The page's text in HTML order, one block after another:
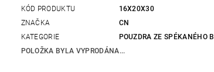
KÓD PRODUKTU
16X20X30
ZNAČKA
CN
KATEGORIE
POUZDRA ZE SPÉKANÉHO
POLOŽKA BYLA VYPRODÁNA...